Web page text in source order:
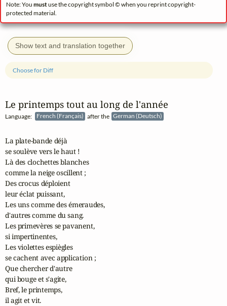
Note: You mustuse the copyright symbol © when you reprint copyright-
protected material.
Show text and translation together
Le printemps tout au long de l'année
Language: French (Français) after the German (Deutsch)
Choose for Diff
La plate-bande déjà
se soulève vers le haut !
Là des clochettes blanches
comme la neige oscillent ;
Des crocus déploient
leur éclat puissant,
Les uns comme des émeraudes,
d'autres comme du sang.
Les primevères se pavanent,
si impertinentes,
Les violettes espiègles
se cachent avec application ;
Que chercher d'autre
qui bouge et s'agite,
Bref, le printemps,
il agit et vit.